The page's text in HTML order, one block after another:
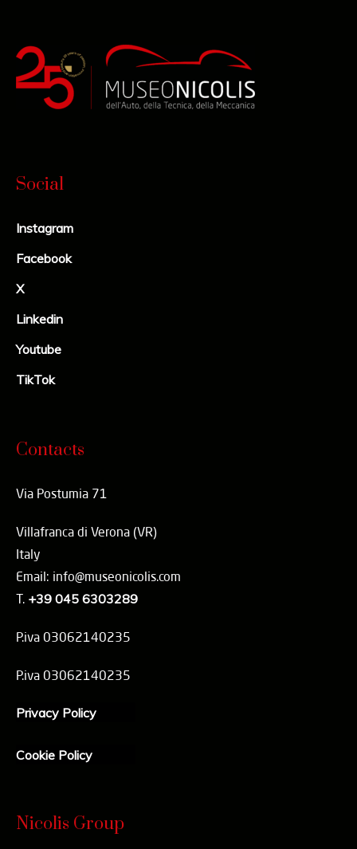
Social
Instagram
Facebook
X
Linkedin
Youtube
TikTok
Contacts
Via Postumia 71
Villafranca di Verona (VR)
Italy
Email: info@museonicolis.com
T. +39 045 6303289
P.iva 03062140235
P.iva 03062140235
Privacy Policy
Cookie Policy
Nicolis Group